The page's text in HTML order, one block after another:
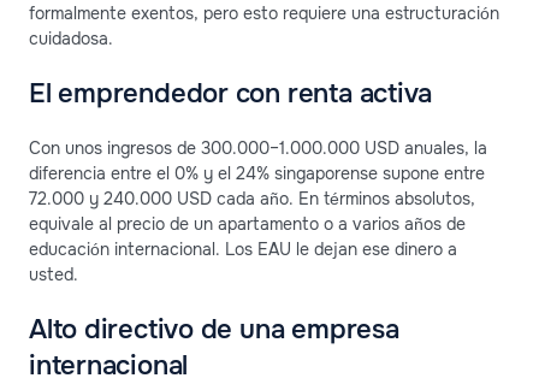
formalmente exentos, pero esto requiere una estructuración
cuidadosa.
El emprendedor con renta activa
Con unos ingresos de 300.000–1.000.000 USD anuales, la
diferencia entre el 0% y el 24% singaporense supone entre
72.000 y 240.000 USD cada año. En términos absolutos,
equivale al precio de un apartamento o a varios años de
educación internacional. Los EAU le dejan ese dinero a
usted.
Alto directivo de una empresa
internacional